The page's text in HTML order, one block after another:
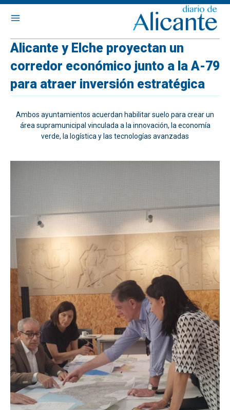
Alicante y Elche proyectan un
corredor económico junto a la A-79
para atraer inversión estratégica
Ambos ayuntamientos acuerdan habilitar suelo para crear un
área supramunicipal vinculada a la innovación, la economía
verde, la logística y las tecnologías avanzadas